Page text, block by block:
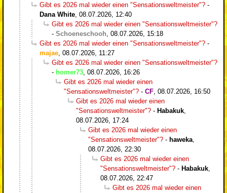
Gibt es 2026 mal wieder einen "Sensationsweltmeister"? -
Dana White, 08.07.2026, 12:40
Gibt es 2026 mal wieder einen "Sensationsweltmeister"?
- Schoeneschooh, 08.07.2026, 15:18
Gibt es 2026 mal wieder einen "Sensationsweltmeister"? -
majae, 08.07.2026, 11:27
Gibt es 2026 mal wieder einen "Sensationsweltmeister"?
- homer73, 08.07.2026, 16:26
Gibt es 2026 mal wieder einen
"Sensationsweltmeister"? - CF, 08.07.2026, 16:50
Gibt es 2026 mal wieder einen
"Sensationsweltmeister"? - Habakuk,
08.07.2026, 17:24
Gibt es 2026 mal wieder einen
"Sensationsweltmeister"? - haweka,
08.07.2026, 22:30
Gibt es 2026 mal wieder einen
"Sensationsweltmeister"? - Habakuk,
08.07.2026, 22:47
Gibt es 2026 mal wieder einen